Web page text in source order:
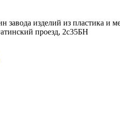
завода изделий из пластика и
проезд, 2с35БН